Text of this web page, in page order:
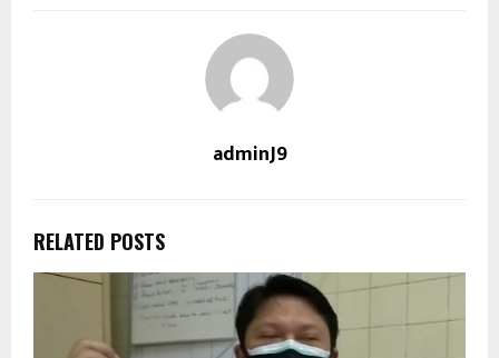
adminJ9
RELATED POSTS